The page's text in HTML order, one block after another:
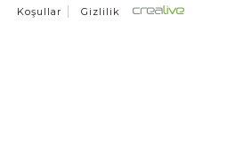
Koşullar Gizlilik